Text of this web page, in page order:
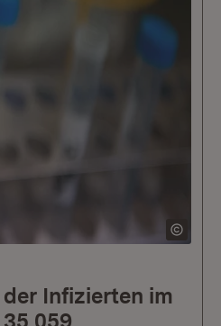
der Infizierten im